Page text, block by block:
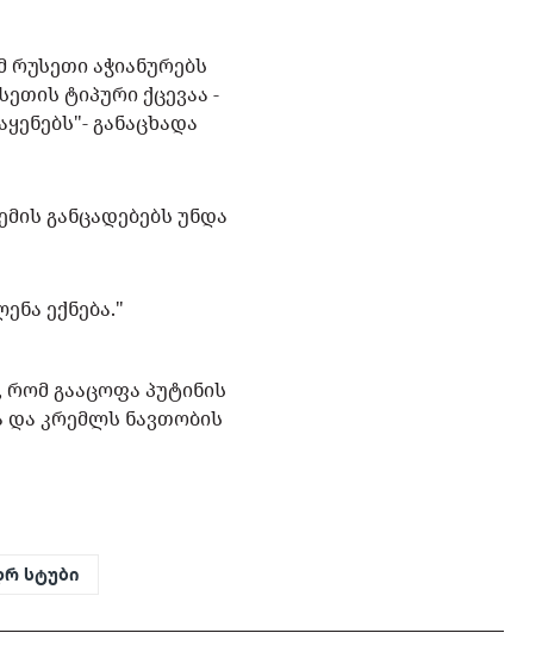
აჭიანურებს
ტიპური ქცევაა -
განაცხადა
განცადებებს უნდა
ექნება."
რომ გააცოფა პუტინის
და კრემლს ნავთობის
სტუბი